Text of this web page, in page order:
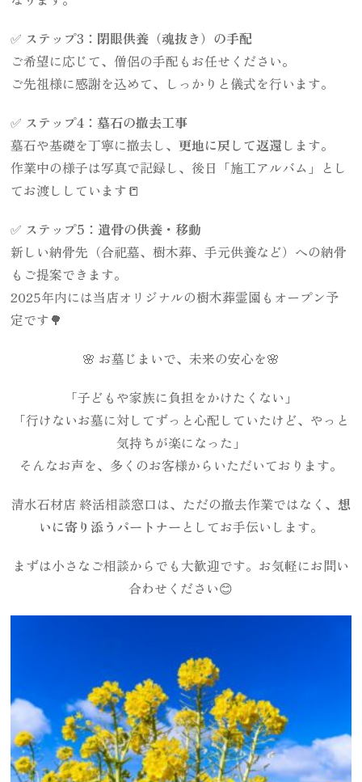
✅ ステップ3：閉眼供養（魂抜き）の手配
ご希望に応じて、僧侶の手配もお任せください。
ご先祖様に感謝を込めて、しっかりと儀式を行います。
✅ ステップ4：墓石の撤去工事
墓石や基礎を丁寧に撤去し、更地に戻して返還します。
作業中の様子は写真で記録し、後日「施工アルバム」とし
てお渡ししています📒
✅ ステップ5：遺骨の供養・移動
新しい納骨先（合祀墓、樹木葬、手元供養など）への納骨
もご提案できます。
2025年内には当店オリジナルの樹木葬霊園もオープン予
定です🌳
🌸 お墓じまいで、未来の安心を🌸
「子どもや家族に負担をかけたくない」
「行けないお墓に対してずっと心配していたけど、やっと
気持ちが楽になった」
そんなお声を、多くのお客様からいただいております。
清水石材店 終活相談窓口は、ただの撤去作業ではなく、 想
いに寄り添うパートナー としてお手伝いします。
まずは小さなご相談からでも大歓迎です。お気軽にお問い
合わせください😊